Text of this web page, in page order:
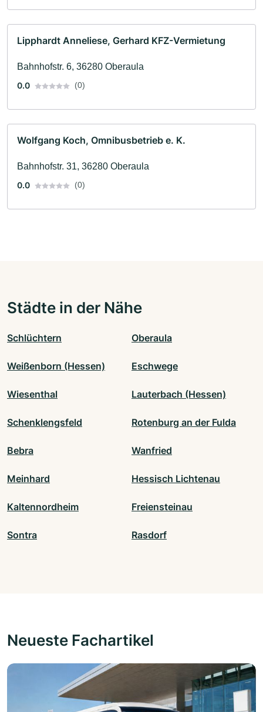
Lipphardt Anneliese, Gerhard KFZ-Vermietung
Bahnhofstr. 6, 36280 Oberaula
0.0
(0)
Wolfgang Koch, Omnibusbetrieb e. K.
Bahnhofstr. 31, 36280 Oberaula
0.0
(0)
Städte in der Nähe
Schlüchtern Oberaula
Weißenborn (Hessen) Eschwege
Wiesenthal Lauterbach (Hessen)
Schenklengsfeld Rotenburg an der Fulda
Bebra Wanfried
Meinhard Hessisch Lichtenau
Kaltennordheim Freiensteinau
Sontra Rasdorf
Neueste Fachartikel